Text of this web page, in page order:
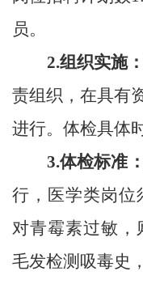
员。
2.组织实施：
责组织，在具有
进行。 体检具体
3.体检标准：
行，医学类岗位
对青霉素过敏，
毛发检测吸毒史